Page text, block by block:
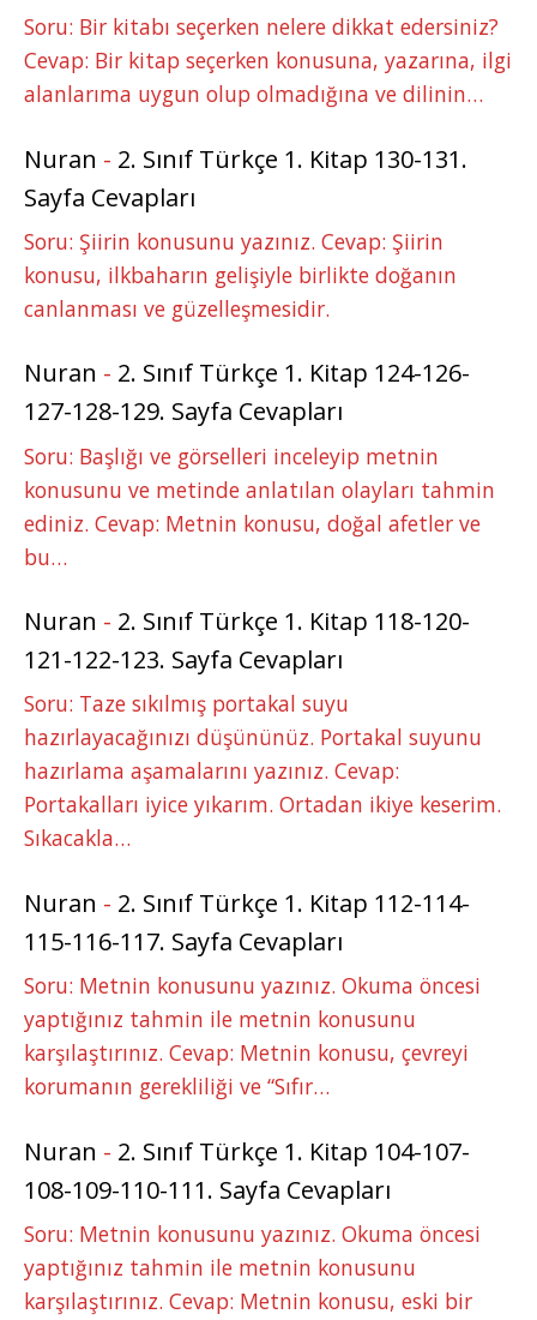
Soru: Bir kitabı seçerken nelere dikkat edersiniz?
Cevap: Bir kitap seçerken konusuna, yazarına, ilgi
alanlarıma uygun olup olmadığına ve dilinin…
Nuran - 2. Sınıf Türkçe 1. Kitap 130-131.
Sayfa Cevapları
Soru: Şiirin konusunu yazınız. Cevap: Şiirin
konusu, ilkbaharın gelişiyle birlikte doğanın
canlanması ve güzelleşmesidir.
Nuran - 2. Sınıf Türkçe 1. Kitap 124-126-
127-128-129. Sayfa Cevapları
Soru: Başlığı ve görselleri inceleyip metnin
konusunu ve metinde anlatılan olayları tahmin
ediniz. Cevap: Metnin konusu, doğal afetler ve
bu…
Nuran - 2. Sınıf Türkçe 1. Kitap 118-120-
121-122-123. Sayfa Cevapları
Soru: Taze sıkılmış portakal suyu
hazırlayacağınızı düşününüz. Portakal suyunu
hazırlama aşamalarını yazınız. Cevap:
Portakalları iyice yıkarım. Ortadan ikiye keserim.
Sıkacakla…
Nuran - 2. Sınıf Türkçe 1. Kitap 112-114-
115-116-117. Sayfa Cevapları
Soru: Metnin konusunu yazınız. Okuma öncesi
yaptığınız tahmin ile metnin konusunu
karşılaştırınız. Cevap: Metnin konusu, çevreyi
korumanın gerekliliği ve “Sıfır…
Nuran - 2. Sınıf Türkçe 1. Kitap 104-107-
108-109-110-111. Sayfa Cevapları
Soru: Metnin konusunu yazınız. Okuma öncesi
yaptığınız tahmin ile metnin konusunu
karşılaştırınız. Cevap: Metnin konusu, eski bir